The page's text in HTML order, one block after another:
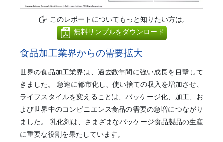
このレポートについてもっと知りたい方は,
無料サンプルをダウンロード
食品加工業界からの需要拡大
世界の食品加工業界は、過去数年間に強い成長を目撃して
きました。 急速に都市化し、使い捨ての収入を増加させ、
ライフスタイルを変えることは、パッケージ化、加工、お
よび世界中のコンビニエンス食品の需要の急増につながり
ました。 乳化剤は、さまざまなパッケージ食品製品の生産
に重要な役割を果たしています。